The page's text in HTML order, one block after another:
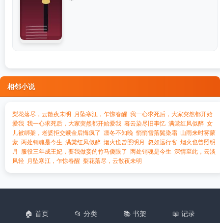
相邻小说
梨花落尽，云散夜未明 月坠寒江，乍惊春醒 我一心求死后，大家突然都开始
爱我 我一心求死后，大家突然都开始爱我 暮云染尽旧事忆 满棠红风似醉 女
儿被绑架，老婆拒交赎金后悔疯了 凛冬不知晚 悄悄雪落鬓染霜 山雨来时雾蒙
蒙 两处销魂是今生 满棠红风似醉 烟火也曾照明月 忽如远行客 烟火也曾照明
月 服役三年成王妃，要我做妾的竹马傻眼了 两处销魂是今生 深情至此，云淡
风轻 月坠寒江，乍惊春醒 梨花落尽，云散夜未明
🏠 首页 📂 分类 📚 书架 📖 记录